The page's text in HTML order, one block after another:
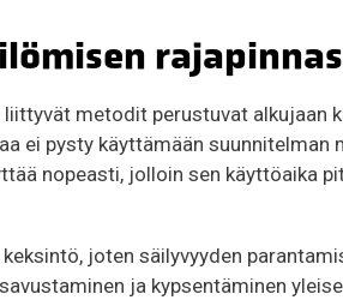
metodit perustuvat alkujaan
ei pysty käyttämään suunnitelman
nopeasti, jolloin sen käyttöaika
joten säilyvyyden
ja kypsentäminen